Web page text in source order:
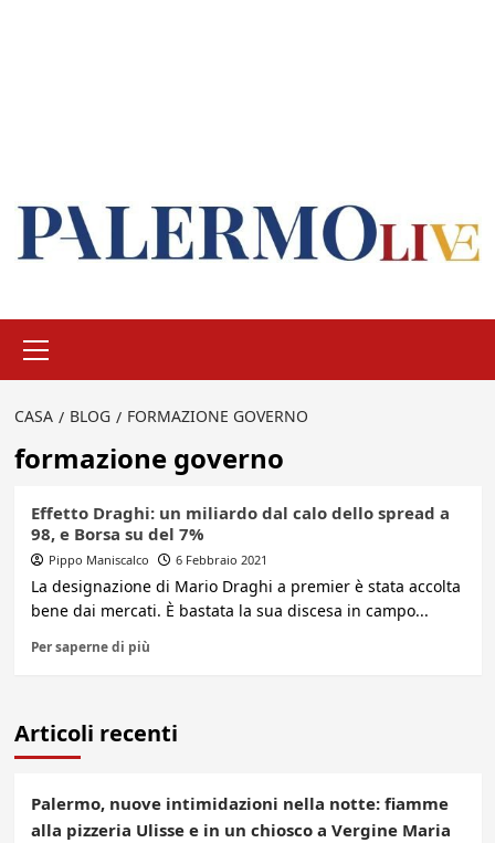
principale
CASA BLOG FORMAZIONE GOVERNO
formazione governo
Effetto Draghi: un miliardo dal calo dello spread a
98, e Borsa su del 7%
Pippo Maniscalco 6 Febbraio 2021
La designazione di Mario Draghi a premier è stata accolta
bene dai mercati. È bastata la sua discesa in campo...
Per saperne di più
Articoli recenti
Palermo, nuove intimidazioni nella notte: fiamme
alla pizzeria Ulisse e in un chiosco a Vergine Maria